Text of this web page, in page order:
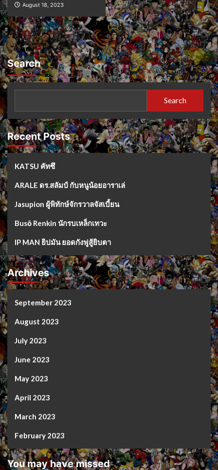
August 18, 2023
Search
Search
Recent Posts
KATSU คัทซึ
ARALE ดร.สลัมป์ กับหนูน้อยอาราเล่
Jasupion ผู้พิทักษ์จักรวาลจัสเบี้ยน
Busō Renkin นักรบเหล็กเทวะ
IP MAN ยิปมัน ยอดกังฟูสู้ยิบตา
Archives
September 2023
August 2023
July 2023
June 2023
May 2023
April 2023
March 2023
February 2023
You may have missed